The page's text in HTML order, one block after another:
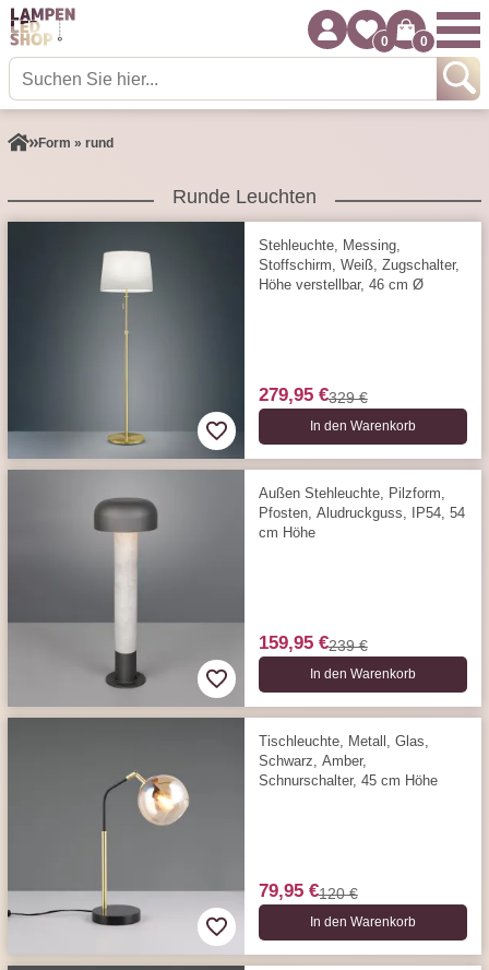
0 0
Form » rund
Runde Leuchten
Stehleuchte, Messing,
Stoffschirm, Weiß, Zugschalter,
Höhe verstellbar, 46 cm Ø
279,95 €329 €
In den Warenkorb
Außen Stehleuchte, Pilzform,
Pfosten, Aludruckguss, IP54, 54
cm Höhe
159,95 €239 €
In den Warenkorb
Tischleuchte, Metall, Glas,
Schwarz, Amber,
Schnurschalter, 45 cm Höhe
79,95 €120 €
In den Warenkorb